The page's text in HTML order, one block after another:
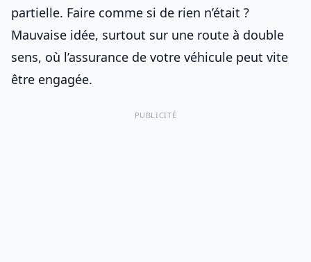
partielle. Faire comme si de rien n’était ?
Mauvaise idée, surtout sur une route à double
sens, où l’assurance de votre véhicule peut vite
être engagée.
PUBLICITÉ